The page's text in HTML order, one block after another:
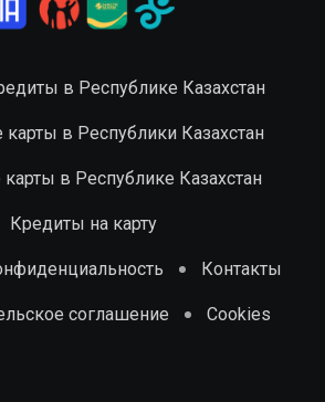
в Республике Казахстан
карты в Республики Казахстан
в Республике Казахстан
Кредиты на карту
Контакты
соглашение Cookies